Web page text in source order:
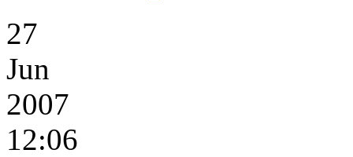
27
Jun
2007
12:06